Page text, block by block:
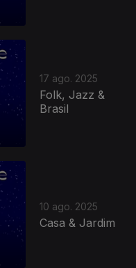
17 ago. 2025
Folk, Jazz &
Brasil
10 ago. 2025
Casa & Jardim